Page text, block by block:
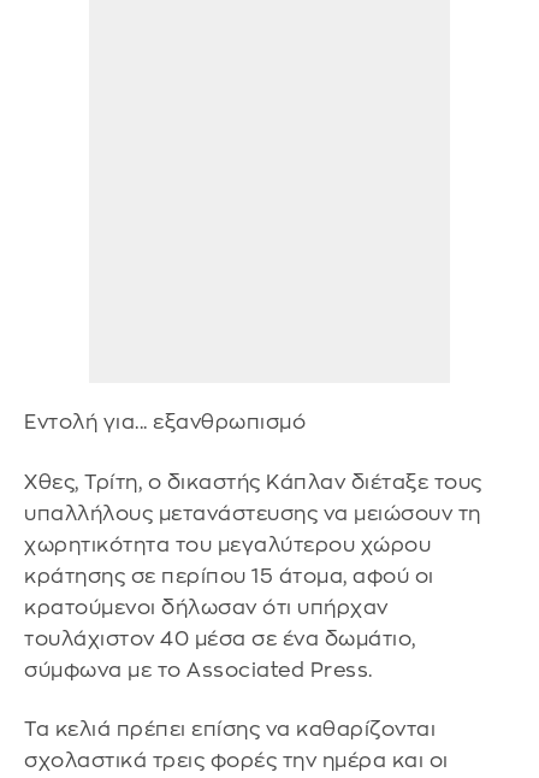
Εντολή για... εξανθρωπισμό
Χθες, Τρίτη, ο δικαστής Κάπλαν διέταξε τους
υπαλλήλους μετανάστευσης να μειώσουν τη
χωρητικότητα του μεγαλύτερου χώρου
κράτησης σε περίπου 15 άτομα, αφού οι
κρατούμενοι δήλωσαν ότι υπήρχαν
τουλάχιστον 40 μέσα σε ένα δωμάτιο,
σύμφωνα με το Associated Press.
Τα κελιά πρέπει επίσης να καθαρίζονται
σχολαστικά τρεις φορές την ημέρα και οι